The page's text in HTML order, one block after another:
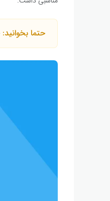
حتما بخوانید: